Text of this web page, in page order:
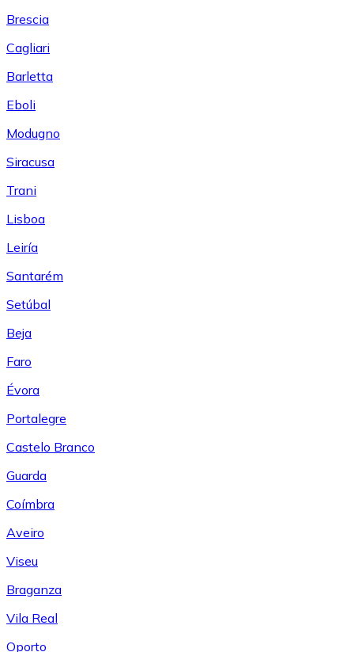
Brescia
Cagliari
Barletta
Eboli
Modugno
Siracusa
Trani
Lisboa
Leiría
Santarém
Setúbal
Beja
Faro
Évora
Portalegre
Castelo Branco
Guarda
Coímbra
Aveiro
Viseu
Braganza
Vila Real
Oporto